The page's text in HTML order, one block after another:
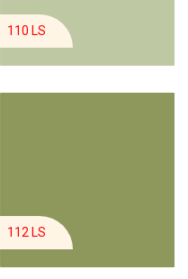
110 LS
112 LS